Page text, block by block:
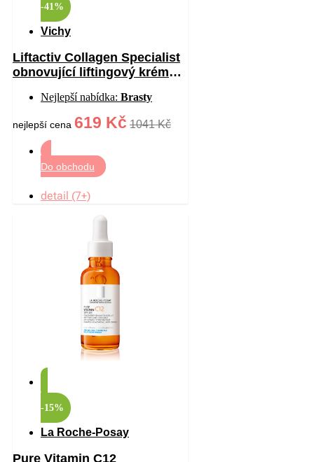
-41%
Vichy
Liftactiv Collagen Specialist
obnovující liftingový krém
Nejlepší nabídka: Brasty
nejlepší cena 619 Kč 1041 Kč
Do obchodu
detail (7+)
-15%
La Roche-Posay
Pure Vitamin C12